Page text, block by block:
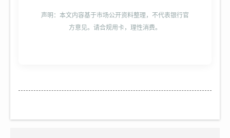
声明：本文内容基于市场公开资料整理，不代表银行官
方意见。请合规用卡，理性消费。